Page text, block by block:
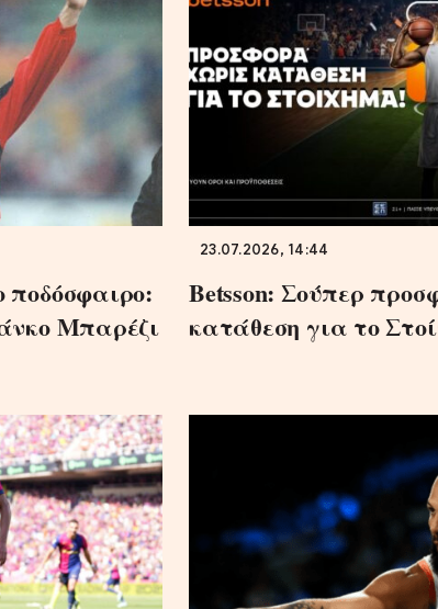
ποδόσφαιρο:
Μπαρέζι
23.07.2026, 14:44
Betsson: Σούπερ
κατάθεση για το